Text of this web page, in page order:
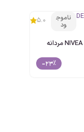
ناموج
ود 5.0
مام رول نیوا NIVEA DEEP AMAZONIA مردانه
-23%